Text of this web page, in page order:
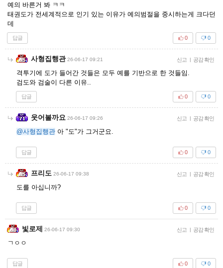
예의 바른거 봐 ㅋㅋ
태권도가 전세계적으로 인기 있는 이유가 예의범절을 중시하는게 크다던
데
답글 0
0
사형집행관 26-06-17 09:21 신고 | 공감 확인
격투기에 도가 들어간 것들은 모두 예를 기반으로 한 것들임.
검도와 검술이 다른 이유..
답글 0
0
웃어볼까요 26-06-17 09:26 신고 | 공감 확인
@사형집행관 아 "도"가 그거군요.
답글 0
0
프리도 26-06-17 09:38 신고 | 공감 확인
도를 아십니까?
답글 0
0
빛로제 26-06-17 09:30 신고 | 공감 확인
ㄱㅇㅇ
답글 0
0